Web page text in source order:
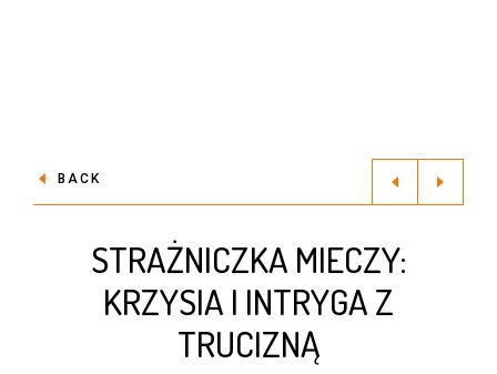
BACK
STRAŻNICZKA MIECZY:
KRZYSIA I INTRYGA Z
TRUCIZNĄ